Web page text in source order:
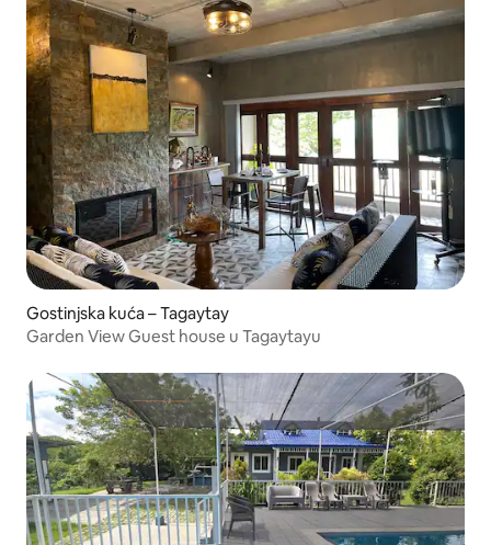
Gostinjska kuća – Tagaytay
Garden View Guest house u Tagaytayu